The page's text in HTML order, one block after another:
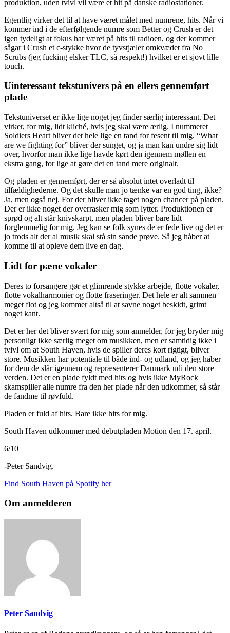
produktion, uden tvivl vil være et hit på danske radiostationer.
Egentlig virker det til at have været målet med numrene, hits. Når vi
kommer ind i de efterfølgende numre som Better og Crush er det
igen tydeligt at fokus har været på hits til radioen, og der kommer
sågar i Crush et c-stykke hvor de tyvstjæler omkvædet fra No
Scrubs (jeg fucking elsker TLC, så respekt!) hvilket er et sjovt lille
touch.
Uinteressant tekstunivers på en ellers gennemført
plade
Tekstuniverset er ikke lige noget jeg finder særlig interessant. Det
virker, for mig, lidt kliché, hvis jeg skal være ærlig. I nummeret
Soldiers Heart bliver det hele lige en tand for fesent til mig. “What
are we fighting for” bliver der sunget, og ja man kan undre sig lidt
over, hvorfor man ikke lige havde kørt den igennem møllen en
ekstra gang, for lige at gøre det en tand mere originalt.
Og pladen er gennemført, der er så absolut intet overladt til
tilfældighederne. Og det skulle man jo tænke var en god ting, ikke?
Ja, men også nej. For der bliver ikke taget nogen chancer på pladen.
Der er ikke noget der overrasker mig som lytter. Produktionen er
sprød og alt står knivskarpt, men pladen bliver bare lidt
forglemmelig for mig. Jeg kan se folk synes de er fede live og det er
jo trods alt der al musik skal stå sin sande prøve. Så jeg håber at
komme til at opleve dem live en dag.
Lidt for pæne vokaler
Deres to forsangere gør et glimrende stykke arbejde, flotte vokaler,
flotte vokalharmonier og flotte fraseringer. Det hele er alt sammen
meget flot og jeg kommer altså til at savne noget beskidt, grimt
noget kant.
Det er her det bliver svært for mig som anmelder, for jeg bryder mig
personligt ikke særlig meget om musikken, men er samtidig ikke i
tvivl om at South Haven, hvis de spiller deres kort rigtigt, bliver
store. Musikken har potentiale til både ind- og udland, og jeg håber
for dem de slår igennem og repræsenterer Danmark udi den store
verden. Det er en plade fyldt med hits og hvis ikke MyRock
skamspiller alle numre fra den her plade når den udkommer, så står
de fandme til røvfuld.
Pladen er fuld af hits. Bare ikke hits for mig.
South Haven udkommer med debutpladen Motion den 17. april.
6/10
-Peter Sandvig.
Find South Haven på Spotify her
Om anmelderen
Peter Sandvig